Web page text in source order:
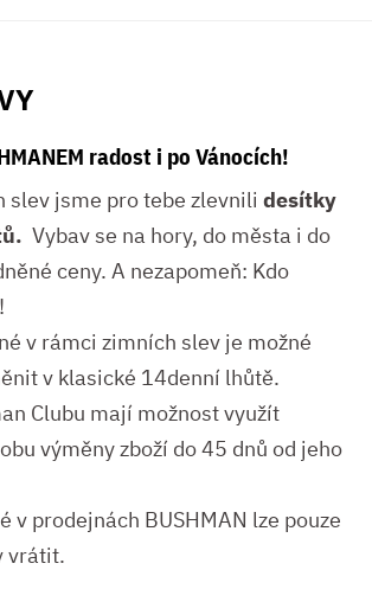
radost i po Vánocích!
slev jsme pro tebe zlevnili desítky
Vybav se na hory, do města i do
ceny. A nezapomeň: Kdo
v rámci zimních slev je možné
v klasické 14denní lhůtě.
Clubu mají možnost využít
výměny zboží do 45 dnů od jeho
v prodejnách BUSHMAN lze pouze
vrátit.